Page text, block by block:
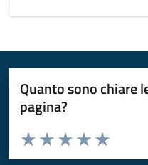
Quanto sono chiare
pagina?
Valuta da 1 a 5 stelle la pagina
Valuta 5
Valuta 4 stelle
Valuta 3 stelle su
Valuta 2 stelle su 5
Valuta 1 stelle su 5